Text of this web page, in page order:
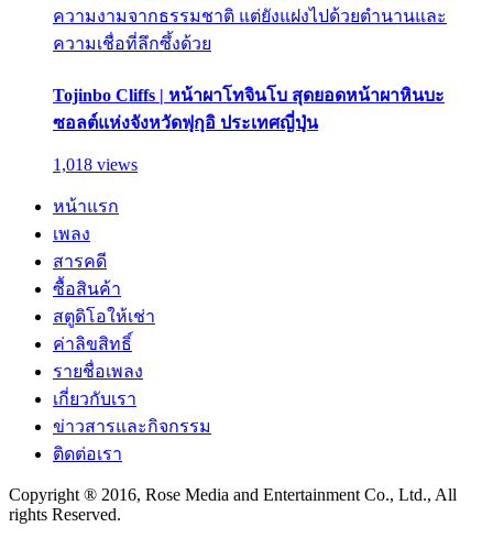
ความงามจากธรรมชาติ แต่ยังแฝงไปด้วยตำนานและ
ความเชื่อที่ลึกซึ้งด้วย
Tojinbo Cliffs | หน้าผาโทจินโบ สุดยอดหน้าผาหินบะ
ซอลต์แห่งจังหวัดฟุกุอิ ประเทศญี่ปุ่น
1,018 views
หน้าแรก
เพลง
สารคดี
ซื้อสินค้า
สตูดิโอให้เช่า
ค่าลิขสิทธิ์
รายชื่อเพลง
เกี่ยวกับเรา
ข่าวสารและกิจกรรม
ติดต่อเรา
Copyright ® 2016, Rose Media and Entertainment Co., Ltd., All
rights Reserved.